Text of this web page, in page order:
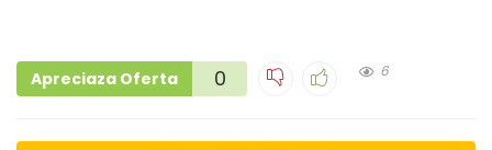
Apreciaza Oferta 0 6